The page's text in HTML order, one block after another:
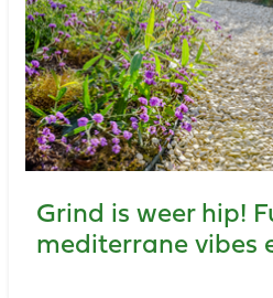
Grind is weer hip!
mediterrane vibes